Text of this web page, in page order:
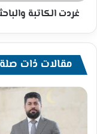
الجديد
غردت الكاتبة
مقالات ذات صلة